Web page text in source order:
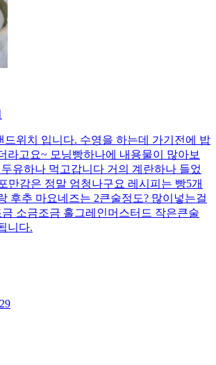
드위치 입니다. 수영을 하는데 가기전에 밥
라고요~ 모닝빵하나에 내용물이 많아보
유하나 먹고갑니다 거의 계란하나 들었
만감은 정말 엄청나구요 레시피는 빵5개
후추 마요네즈는 2큰술정도? 많이넣는걸
소금조금 홀그레인머스터드 작은큰술
니다.